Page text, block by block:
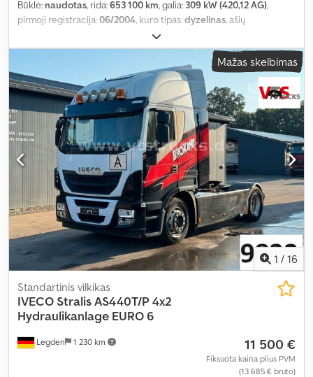
Būklė: naudotas, rida:653 100 km, galia: 309 kW (420,12 AG),
pirmoji registracija:06/2004, kuro tipas:dyzelinas, ašių
dyzelinas
tipas:mechaninis, Gamybos metai:2004, Įranga:ABS, oro
Mažas skelbimas
1 / 16
Legden 1 230 km
Standartinis vilkikas
IVECO Stralis AS440T/P 4x2
Hydraulikanlage EURO 6
11 500 €
Fiksuota kaina plius PVM
(13 685 € bruto)